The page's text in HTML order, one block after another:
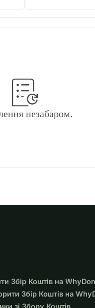
незабаром.
Збір Коштів на
Збір Коштів на